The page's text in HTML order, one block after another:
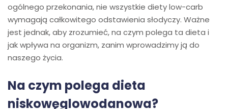
ogólnego przekonania, nie wszystkie diety low-carb
wymagają całkowitego odstawienia słodyczy. Ważne
jest jednak, aby zrozumieć, na czym polega ta dieta i
jak wpływa na organizm, zanim wprowadzimy ją do
naszego życia.
Na czym polega dieta
niskowęglowodanowa?